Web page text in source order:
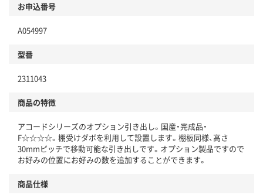
お申込番号
A054997
型番
2311043
商品の特徴
アコードシリーズのオプション引き出し。国産・完成品・
F☆☆☆☆。棚受けダボを利用して設置します。棚板同様、高さ
30mmピッチで移動可能な引き出しです。オプション製品ですので
お好みの位置にお好みの数を追加することができます。
商品仕様